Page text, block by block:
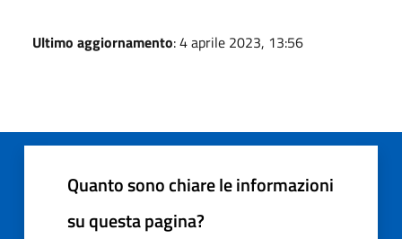
Ultimo aggiornamento: 4 aprile 2023, 13:56
Quanto sono chiare le informazioni
su questa pagina?